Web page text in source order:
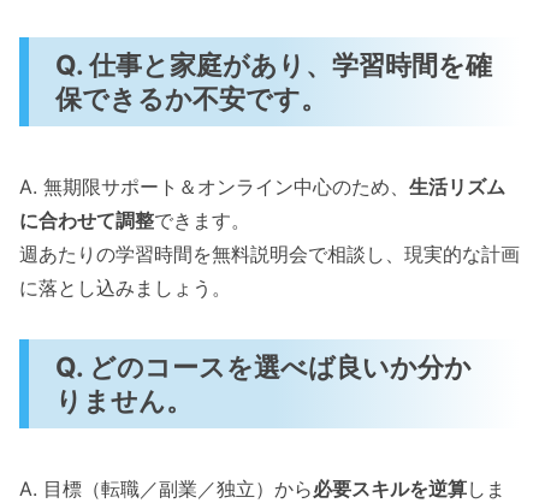
Q. 仕事と家庭があり、学習時間を確
保できるか不安です。
A. 無期限サポート＆オンライン中心のため、 生活リズム
に合わせて調整できます。
週あたりの学習時間を無料説明会で相談し、現実的な計画
に落とし込みましょう。
Q. どのコースを選べば良いか分か
りません。
A. 目標（転職／副業／独立）から必要スキルを逆算しま